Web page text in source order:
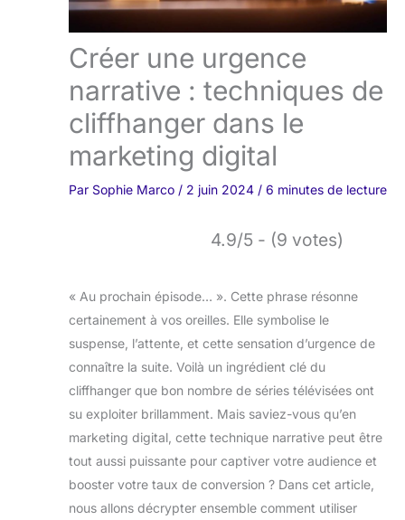
Créer une urgence
narrative : techniques de
cliffhanger dans le
marketing digital
Par Sophie Marco / 2 juin 2024 / 6 minutes de lecture
4.9/5 - (9 votes)
« Au prochain épisode… ». Cette phrase résonne
certainement à vos oreilles. Elle symbolise le
suspense, l’attente, et cette sensation d’urgence de
connaître la suite. Voilà un ingrédient clé du
cliffhanger que bon nombre de séries télévisées ont
su exploiter brillamment. Mais saviez-vous qu’en
marketing digital, cette technique narrative peut être
tout aussi puissante pour captiver votre audience et
booster votre taux de conversion ? Dans cet article,
nous allons décrypter ensemble comment utiliser